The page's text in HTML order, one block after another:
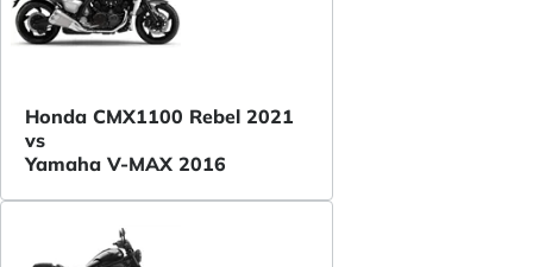
Honda CMX1100 Rebel 2021
vs
Yamaha V-MAX 2016